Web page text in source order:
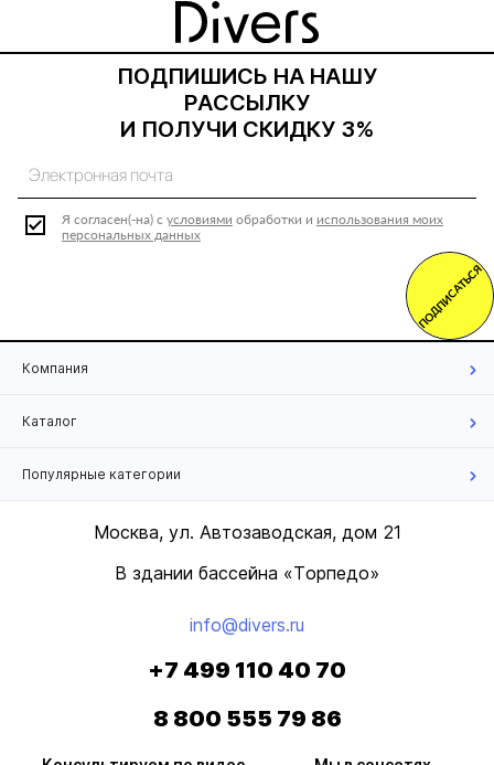
ПОДПИШИСЬ НА НАШУ
РАССЫЛКУ
И ПОЛУЧИ СКИДКУ 3%
Я согласен(-на) с условиями обработки и использования моих
персональных данных
ПОДПИСАТЬСЯ
Компания
Каталог
Популярные категории
Москва, ул. Автозаводская, дом 21
В здании бассейна «Торпедо»
info@divers.ru
+7 499 110 40 70
8 800 555 79 86